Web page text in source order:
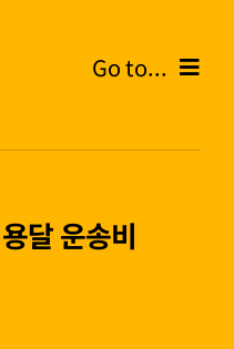
Go to...
달 운송비